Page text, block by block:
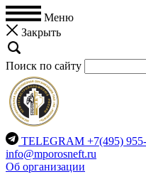
Меню
Закрыть
Поиск по сайту
TELEGRAM +7(495)
info@mporosneft.ru
Об организации